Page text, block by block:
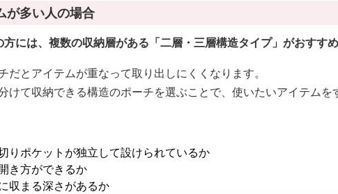
が多い人の場合
には、複数の収納層がある「二層・三層構造タイプ」がおすすめ
だとアイテムが重なって取り出しにくくなります。
けて収納できる構造のポーチを選ぶことで、使いたいアイテムを
りポケットが独立して設けられているか
き方ができるか
収まる深さがあるか